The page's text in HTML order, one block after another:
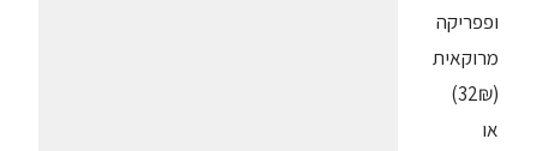
ופפריקה
מרוקאית
(32₪)
או